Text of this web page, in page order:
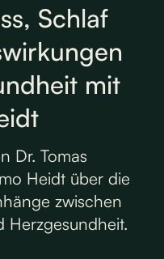
Schlaf
mit
Dr. Tomas
Heidt über die
zwischen
Herzgesundheit.